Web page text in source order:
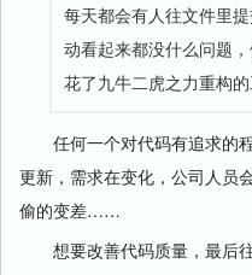
每天都会有人往文件里
动看起来都没什么问题
花了九牛二虎之力重构
任何一个对代码有追求的
更新，需求在变化，公司人员
偷的变差……
想要改善代码质量，最后往